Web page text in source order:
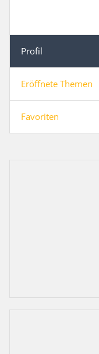
Profil
Eröffnete Themen
Favoriten